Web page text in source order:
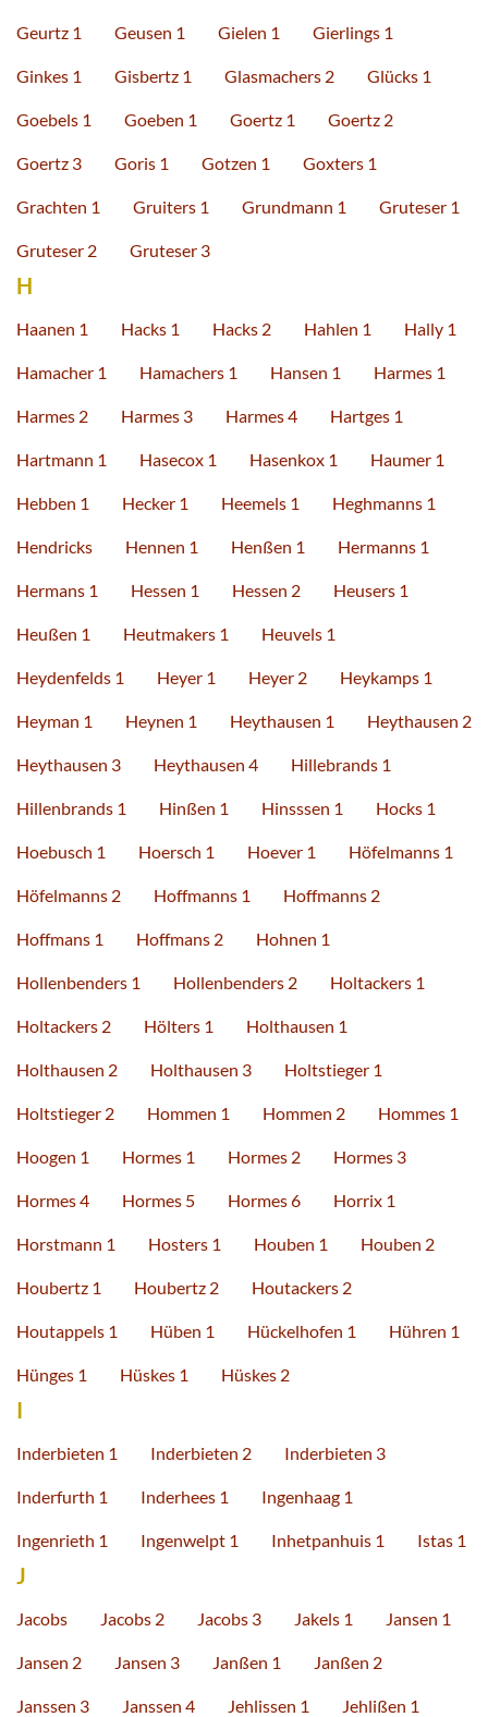
Geurtz 1 Geusen 1 Gielen 1 Gierlings 1
Ginkes 1 Gisbertz 1 Glasmachers 2 Glücks 1
Goebels 1 Goeben 1 Goertz 1 Goertz 2
Goertz 3 Goris 1 Gotzen 1 Goxters 1
Grachten 1 Gruiters 1 Grundmann 1 Gruteser 1
Gruteser 2 Gruteser 3
H
Haanen 1 Hacks 1 Hacks 2 Hahlen 1 Hally 1
Hamacher 1 Hamachers 1 Hansen 1 Harmes 1
Harmes 2 Harmes 3 Harmes 4 Hartges 1
Hartmann 1 Hasecox 1 Hasenkox 1 Haumer 1
Hebben 1 Hecker 1 Heemels 1 Heghmanns 1
Hendricks Hennen 1 Henßen 1 Hermanns 1
Hermans 1 Hessen 1 Hessen 2 Heusers 1
Heußen 1 Heutmakers 1 Heuvels 1
Heydenfelds 1 Heyer 1 Heyer 2 Heykamps 1
Heyman 1 Heynen 1 Heythausen 1 Heythausen 2
Heythausen 3 Heythausen 4 Hillebrands 1
Hillenbrands 1 Hinßen 1 Hinsssen 1 Hocks 1
Hoebusch 1 Hoersch 1 Hoever 1 Höfelmanns 1
Höfelmanns 2 Hoffmanns 1 Hoffmanns 2
Hoffmans 1 Hoffmans 2 Hohnen 1
Hollenbenders 1 Hollenbenders 2 Holtackers 1
Holtackers 2 Hölters 1 Holthausen 1
Holthausen 2 Holthausen 3 Holtstieger 1
Holtstieger 2 Hommen 1 Hommen 2 Hommes 1
Hoogen 1 Hormes 1 Hormes 2 Hormes 3
Hormes 4 Hormes 5 Hormes 6 Horrix 1
Horstmann 1 Hosters 1 Houben 1 Houben 2
Houbertz 1 Houbertz 2 Houtackers 2
Houtappels 1 Hüben 1 Hückelhofen 1 Hühren 1
Hünges 1 Hüskes 1 Hüskes 2
I
Inderbieten 1 Inderbieten 2 Inderbieten 3
Inderfurth 1 Inderhees 1 Ingenhaag 1
Ingenrieth 1 Ingenwelpt 1 Inhetpanhuis 1 Istas 1
J
Jacobs Jacobs 2 Jacobs 3 Jakels 1 Jansen 1
Jansen 2 Jansen 3 Janßen 1 Janßen 2
Janssen 3 Janssen 4 Jehlissen 1 Jehlißen 1